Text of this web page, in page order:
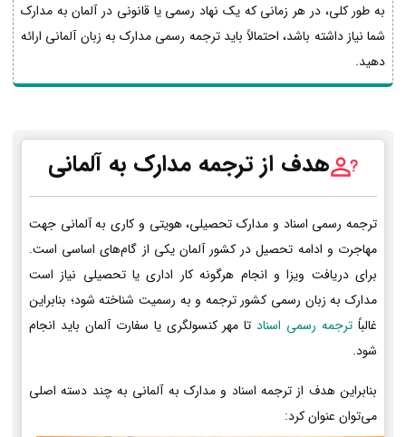
به طور کلی، در هر زمانی که یک نهاد رسمی یا قانونی در آلمان به مدارک
شما نیاز داشته باشد، احتمالاً باید ترجمه رسمی مدارک به زبان آلمانی ارائه
دهید.
هدف از ترجمه مدارک به آلمانی
ترجمه رسمی اسناد و مدارک تحصیلی، هویتی و کاری به آلمانی جهت
مهاجرت و ادامه تحصیل در کشور آلمان یکی از گام‌های اساسی است.
برای دریافت ویزا و انجام هرگونه کار اداری یا تحصیلی نیاز است
مدارک به زبان رسمی کشور ترجمه و به رسمیت شناخته شود؛ بنابراین
غالباً ترجمه رسمی اسنادتا مهر کنسولگری یا سفارت آلمان باید انجام
شود.
بنابراین هدف از ترجمه اسناد و مدارک به آلمانی به چند دسته اصلی
می‌توان عنوان کرد: